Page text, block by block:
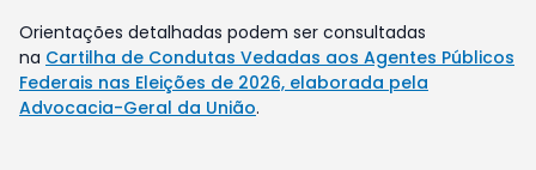
Orientações detalhadas podem ser consultadas
na Cartilha de Condutas Vedadas aos Agentes Públicos
Federais nas Eleições de 2026, elaborada pela
Advocacia-Geral da União.